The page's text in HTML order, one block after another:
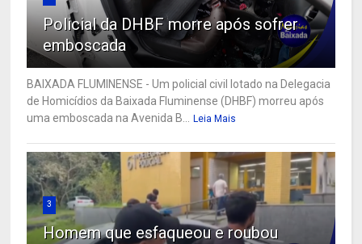
Policial da DHBF morre após sofrer
emboscada
BAIXADA FLUMINENSE - Um policial civil lotado na Delegacia
de Homicídios da Baixada Fluminense (DHBF) morreu após
uma emboscada na Avenida B...
Leia Mais
3
Homem que esfaqueou e roubou